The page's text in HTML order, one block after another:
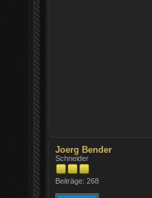
Joerg Bender
Schneider
Beiträge: 268